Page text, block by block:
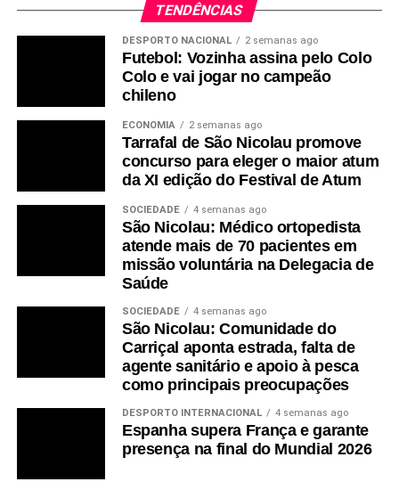
TENDÊNCIAS
DESPORTO NACIONAL 2 semanas ago
Futebol: Vozinha assina pelo Colo
Colo e vai jogar no campeão
chileno
ECONOMIA 2 semanas ago
Tarrafal de São Nicolau promove
concurso para eleger o maior atum
da XI edição do Festival de Atum
SOCIEDADE 4 semanas ago
São Nicolau: Médico ortopedista
atende mais de 70 pacientes em
missão voluntária na Delegacia de
Saúde
SOCIEDADE 4 semanas ago
São Nicolau: Comunidade do
Carriçal aponta estrada, falta de
agente sanitário e apoio à pesca
como principais preocupações
DESPORTO INTERNACIONAL 4 semanas ago
Espanha supera França e garante
presença na final do Mundial 2026